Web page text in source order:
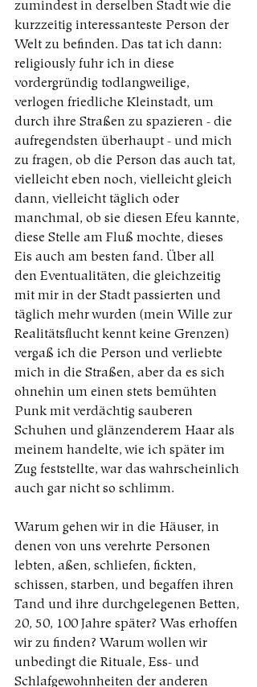
zumindest in derselben Stadt wie die
kurzzeitig interessanteste Person der
Welt zu befinden. Das tat ich dann:
religiously fuhr ich in diese
vordergründig todlangweilige,
verlogen friedliche Kleinstadt, um
durch ihre Straßen zu spazieren - die
aufregendsten überhaupt - und mich
zu fragen, ob die Person das auch tat,
vielleicht eben noch, vielleicht gleich
dann, vielleicht täglich oder
manchmal, ob sie diesen Efeu kannte,
diese Stelle am Fluß mochte, dieses
Eis auch am besten fand. Über all
den Eventualitäten, die gleichzeitig
mit mir in der Stadt passierten und
täglich mehr wurden (mein Wille zur
Realitätsflucht kennt keine Grenzen)
vergaß ich die Person und verliebte
mich in die Straßen, aber da es sich
ohnehin um einen stets bemühten
Punk mit verdächtig sauberen
Schuhen und glänzenderem Haar als
meinem handelte, wie ich später im
Zug feststellte, war das wahrscheinlich
auch gar nicht so schlimm.
Warum gehen wir in die Häuser, in
denen von uns verehrte Personen
lebten, aßen, schliefen, fickten,
schissen, starben, und begaffen ihren
Tand und ihre durchgelegenen Betten,
20, 50, 100 Jahre später? Was erhoffen
wir zu finden? Warum wollen wir
unbedingt die Rituale, Ess- und
Schlafgewohnheiten der anderen